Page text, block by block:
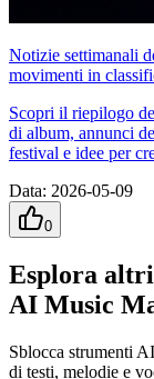
Notizie settimanali
movimenti in
Scopri il riepilogo
di album, annunci
festival e idee per
Data: 2026-05-09
0
Esplora
AI Music
Sblocca strumenti
di testi, melodie e